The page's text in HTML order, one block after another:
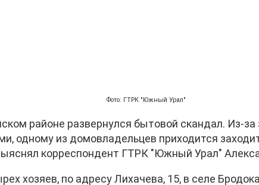
Фото: ГТРК "Южный Урал"
районе развернулся бытовой скандал. Из-за
одному из домовладельцев приходится
корреспондент ГТРК "Южный Урал"
хозяев, по адресу Лихачева, 15, в селе